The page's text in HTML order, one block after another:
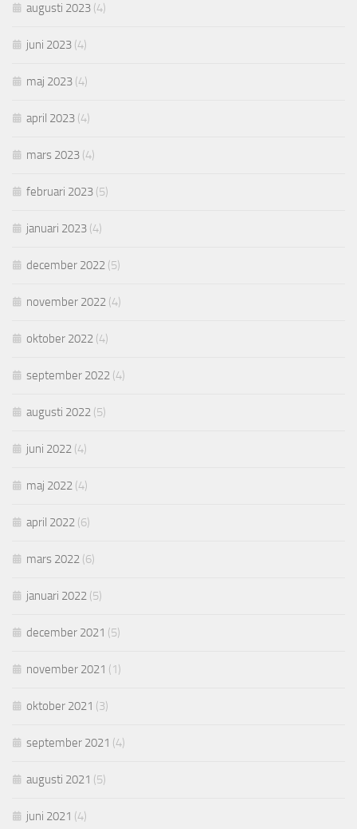
augusti 2023 (4)
juni 2023 (4)
maj 2023 (4)
april 2023 (4)
mars 2023 (4)
februari 2023 (5)
januari 2023 (4)
december 2022 (5)
november 2022 (4)
oktober 2022 (4)
september 2022 (4)
augusti 2022 (5)
juni 2022 (4)
maj 2022 (4)
april 2022 (6)
mars 2022 (6)
januari 2022 (5)
december 2021 (5)
november 2021 (1)
oktober 2021 (3)
september 2021 (4)
augusti 2021 (5)
juni 2021 (4)